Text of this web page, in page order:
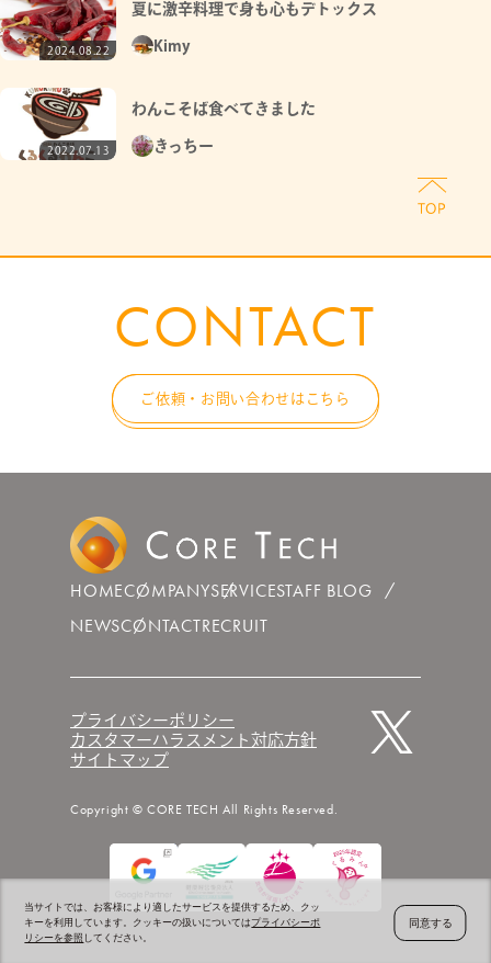
2024.08.22
夏に激辛料理で身も心もデトックス
Kimy
2022.07.13
わんこそば食べてきました
きっちー
CONTACT
ご依頼・お問い合わせはこちら
HOMECOMPANYSERVICESTAFF BLOG
NEWSCONTACTRECRUIT
プライバシーポリシー
カスタマーハラスメント対応方針
サイトマップ
Copyright © CORE TECH All Rights Reserved.
当サイトでは、お客様により適したサービスを提供するため、クッ
キーを利用しています。クッキーの扱いについては プライバシーポ
リシーを参照 してください。
同意する